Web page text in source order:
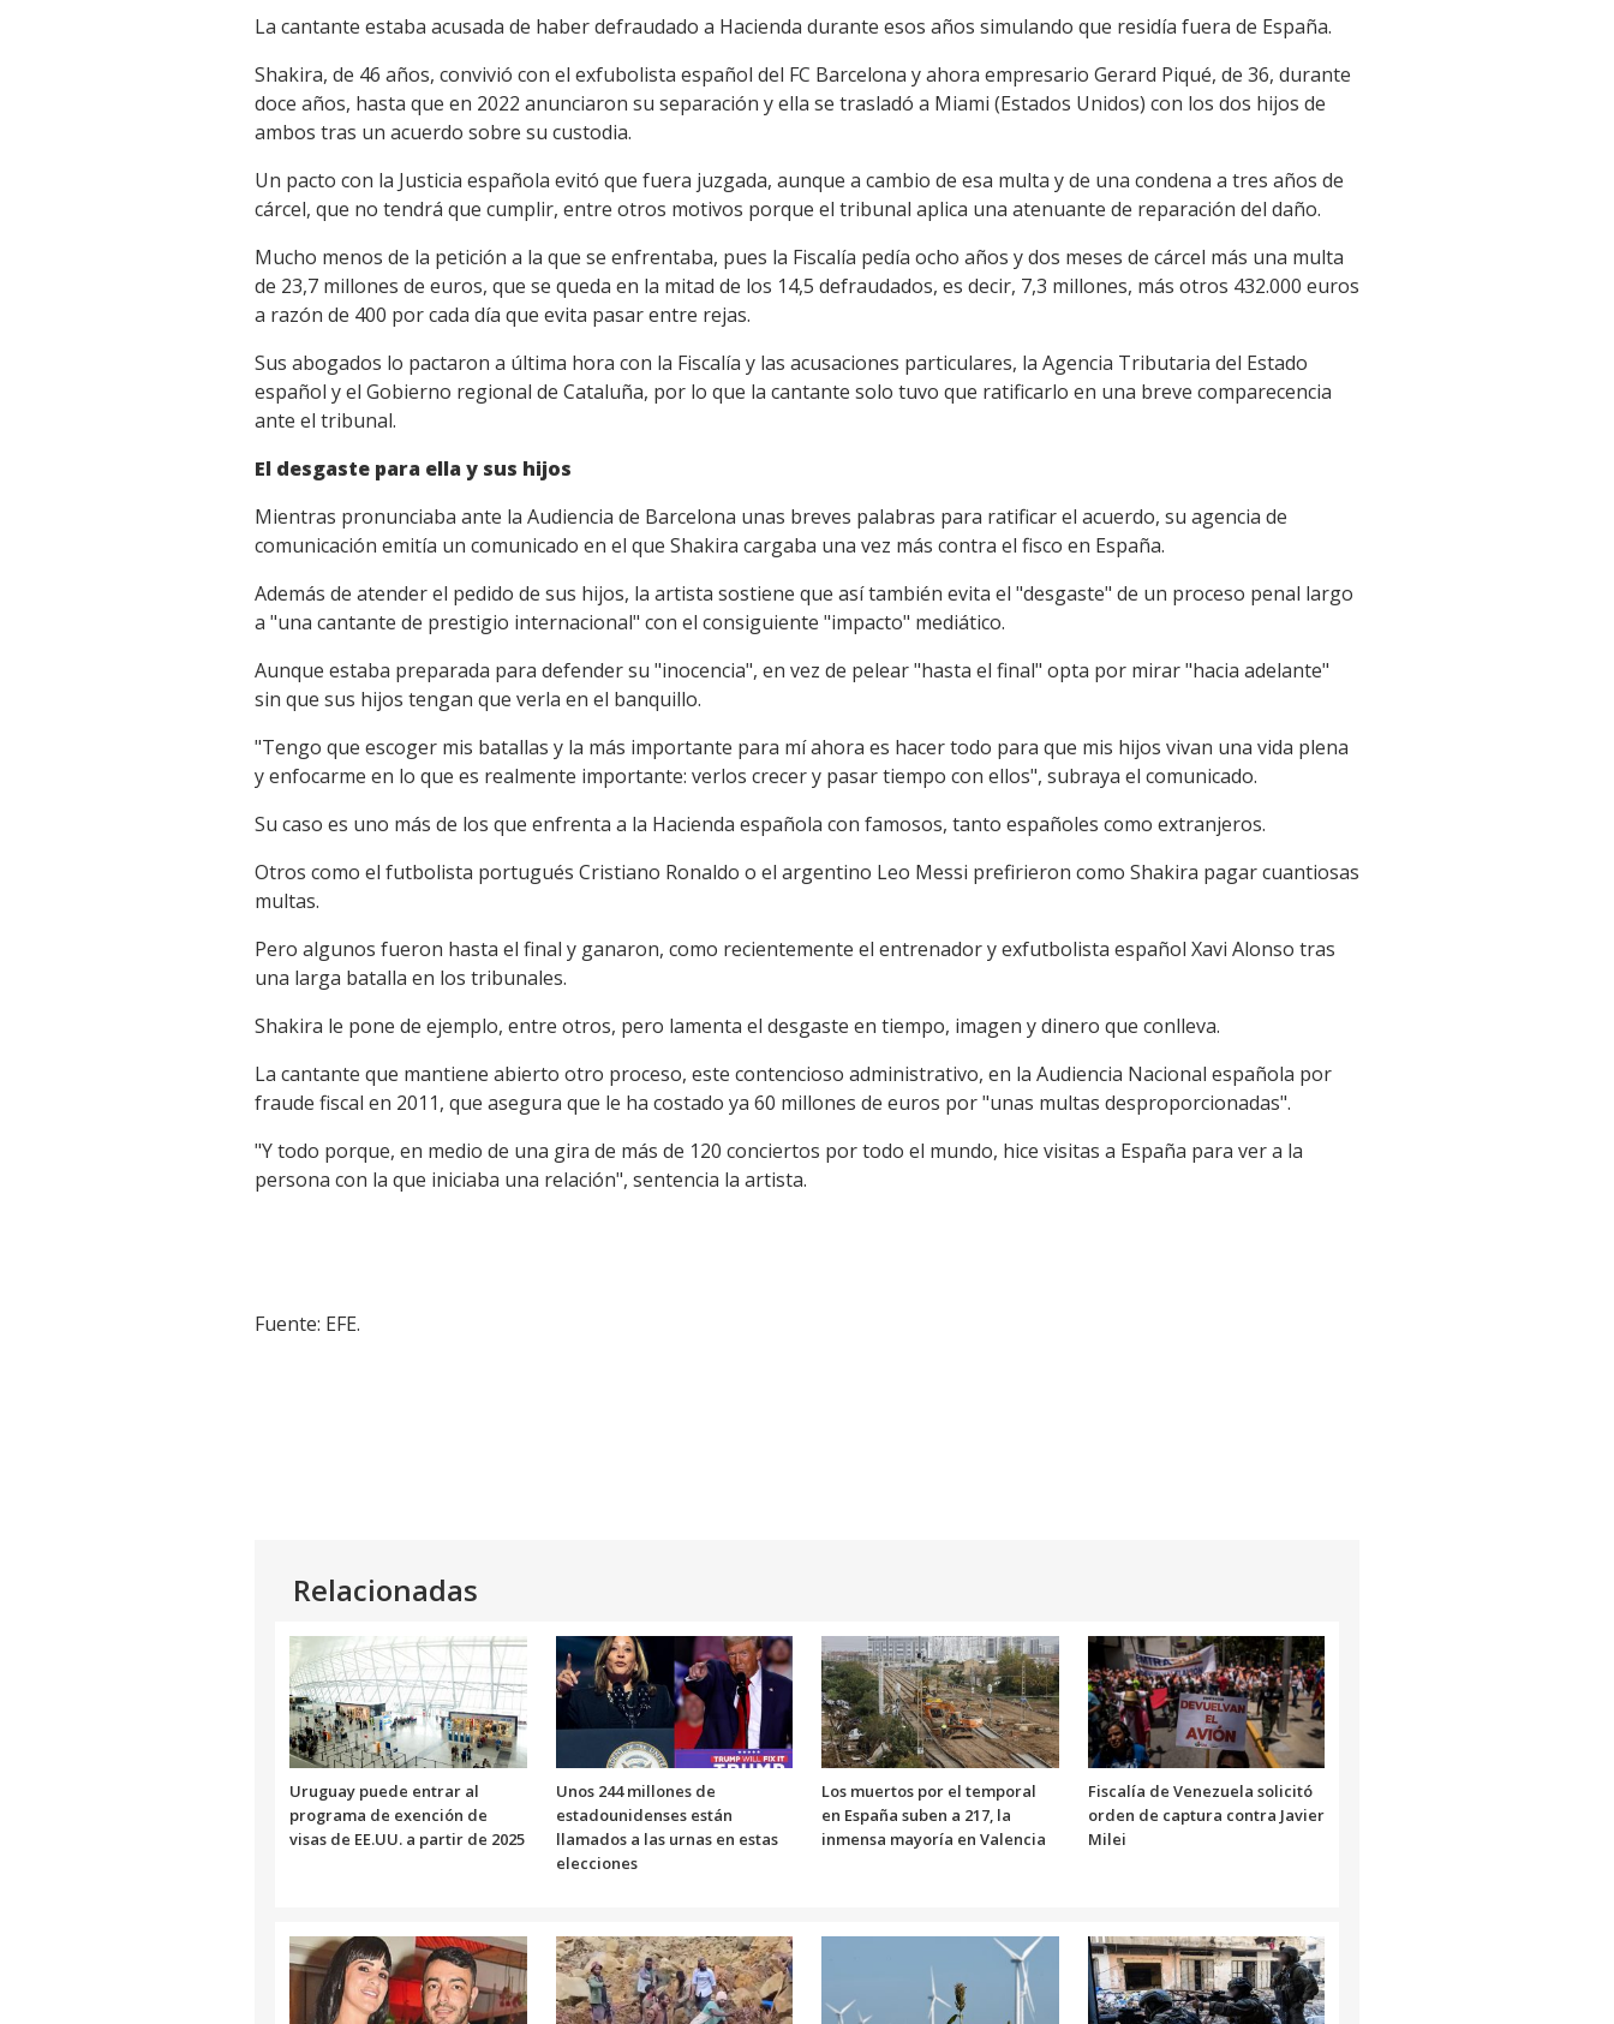
La cantante estaba acusada de haber defraudado a Hacienda durante esos años simulando que residía fuera de España.
Shakira, de 46 años, convivió con el exfubolista español del FC Barcelona y ahora empresario Gerard Piqué, de 36, durante
doce años, hasta que en 2022 anunciaron su separación y ella se trasladó a Miami (Estados Unidos) con los dos hijos de
ambos tras un acuerdo sobre su custodia.
Un pacto con la Justicia española evitó que fuera juzgada, aunque a cambio de esa multa y de una condena a tres años de
cárcel, que no tendrá que cumplir, entre otros motivos porque el tribunal aplica una atenuante de reparación del daño.
Mucho menos de la petición a la que se enfrentaba, pues la Fiscalía pedía ocho años y dos meses de cárcel más una multa
de 23,7 millones de euros, que se queda en la mitad de los 14,5 defraudados, es decir, 7,3 millones, más otros 432.000 euros
a razón de 400 por cada día que evita pasar entre rejas.
Sus abogados lo pactaron a última hora con la Fiscalía y las acusaciones particulares, la Agencia Tributaria del Estado
español y el Gobierno regional de Cataluña, por lo que la cantante solo tuvo que ratificarlo en una breve comparecencia
ante el tribunal.
El desgaste para ella y sus hijos
Mientras pronunciaba ante la Audiencia de Barcelona unas breves palabras para ratificar el acuerdo, su agencia de
comunicación emitía un comunicado en el que Shakira cargaba una vez más contra el fisco en España.
Además de atender el pedido de sus hijos, la artista sostiene que así también evita el "desgaste" de un proceso penal largo
a "una cantante de prestigio internacional" con el consiguiente "impacto" mediático.
Aunque estaba preparada para defender su "inocencia", en vez de pelear "hasta el final" opta por mirar "hacia adelante"
sin que sus hijos tengan que verla en el banquillo.
"Tengo que escoger mis batallas y la más importante para mí ahora es hacer todo para que mis hijos vivan una vida plena
y enfocarme en lo que es realmente importante: verlos crecer y pasar tiempo con ellos", subraya el comunicado.
Su caso es uno más de los que enfrenta a la Hacienda española con famosos, tanto españoles como extranjeros.
Otros como el futbolista portugués Cristiano Ronaldo o el argentino Leo Messi prefirieron como Shakira pagar cuantiosas
multas.
Pero algunos fueron hasta el final y ganaron, como recientemente el entrenador y exfutbolista español Xavi Alonso tras
una larga batalla en los tribunales.
Shakira le pone de ejemplo, entre otros, pero lamenta el desgaste en tiempo, imagen y dinero que conlleva.
La cantante que mantiene abierto otro proceso, este contencioso administrativo, en la Audiencia Nacional española por
fraude fiscal en 2011, que asegura que le ha costado ya 60 millones de euros por "unas multas desproporcionadas".
"Y todo porque, en medio de una gira de más de 120 conciertos por todo el mundo, hice visitas a España para ver a la
persona con la que iniciaba una relación", sentencia la artista.
Fuente: EFE.
Relacionadas
Uruguay puede entrar al
programa de exención de
visas de EE.UU. a partir de 2025
Unos 244 millones de
estadounidenses están
llamados a las urnas en estas
elecciones
Los muertos por el temporal
en España suben a 217, la
inmensa mayoría en Valencia
Fiscalía de Venezuela solicitó
orden de captura contra Javier
Milei